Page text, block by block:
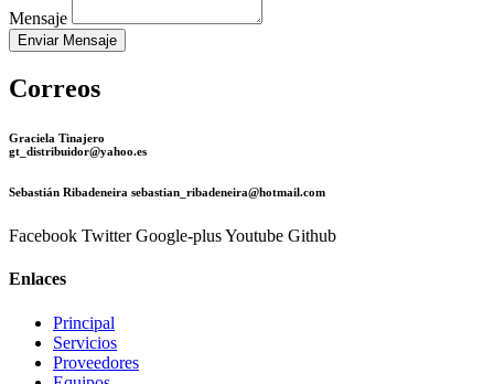
Mensaje
Enviar Mensaje
Correos
Graciela Tinajero
gt_distribuidor@yahoo.es
Sebastián Ribadeneira sebastian_ribadeneira@hotmail.com
Facebook Twitter Google-plusYoutube Github
Enlaces
Principal
Servicios
Proveedores